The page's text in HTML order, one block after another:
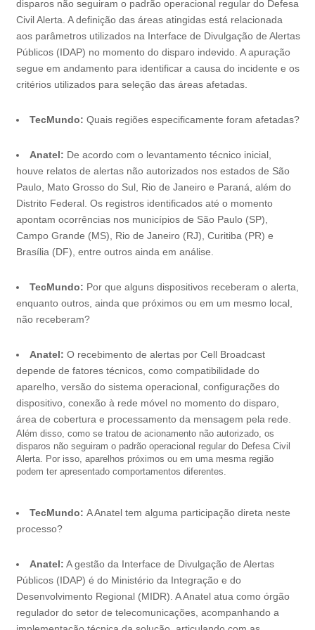
disparos não seguiram o padrão operacional regular do Defesa
Civil Alerta. A definição das áreas atingidas está relacionada
aos parâmetros utilizados na Interface de Divulgação de Alertas
Públicos (IDAP) no momento do disparo indevido. A apuração
segue em andamento para identificar a causa do incidente e os
critérios utilizados para seleção das áreas afetadas.
TecMundo: Quais regiões especificamente foram afetadas?
Anatel: De acordo com o levantamento técnico inicial,
houve relatos de alertas não autorizados nos estados de São
Paulo, Mato Grosso do Sul, Rio de Janeiro e Paraná, além do
Distrito Federal. Os registros identificados até o momento
apontam ocorrências nos municípios de São Paulo (SP),
Campo Grande (MS), Rio de Janeiro (RJ), Curitiba (PR) e
Brasília (DF), entre outros ainda em análise.
TecMundo: Por que alguns dispositivos receberam o alerta,
enquanto outros, ainda que próximos ou em um mesmo local,
não receberam?
Anatel: O recebimento de alertas por Cell Broadcast
depende de fatores técnicos, como compatibilidade do
aparelho, versão do sistema operacional, configurações do
dispositivo, conexão à rede móvel no momento do disparo,
área de cobertura e processamento da mensagem pela rede.
Além disso, como se tratou de acionamento não autorizado, os
disparos não seguiram o padrão operacional regular do Defesa Civil
Alerta. Por isso, aparelhos próximos ou em uma mesma região
podem ter apresentado comportamentos diferentes.
TecMundo: A Anatel tem alguma participação direta neste
processo?
Anatel: A gestão da Interface de Divulgação de Alertas
Públicos (IDAP) é do Ministério da Integração e do
Desenvolvimento Regional (MIDR). A Anatel atua como órgão
regulador do setor de telecomunicações, acompanhando a